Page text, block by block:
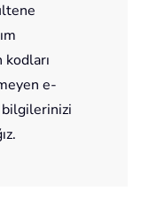
e-
bilgilerinizi